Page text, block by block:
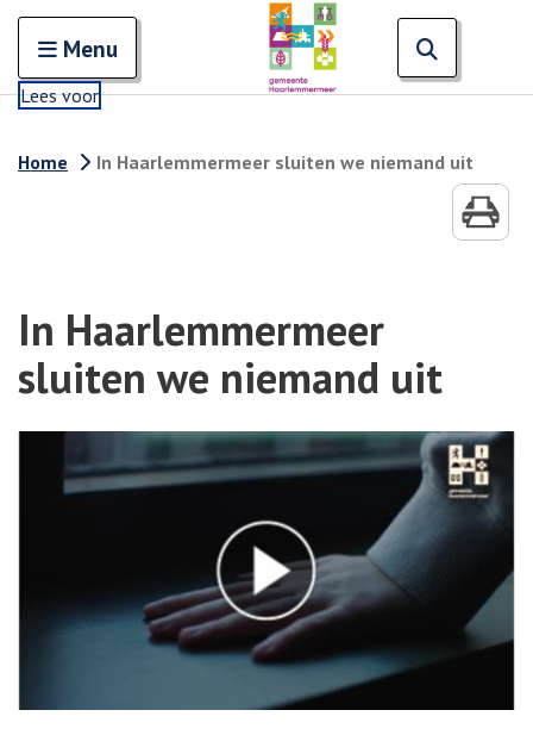
Open en sluit het
Menu
Lees voor
Home In Haarlemmermeer sluiten we niemand uit
In Haarlemmermeer
sluiten we niemand uit